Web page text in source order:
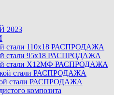
2023
стали 110х18 РАСПРОДАЖА
стали 95х18 РАСПРОДАЖА
стали Х12МФ РАСПРОДАЖА
стали РАСПРОДАЖА
стали РАСПРОДАЖА
композита